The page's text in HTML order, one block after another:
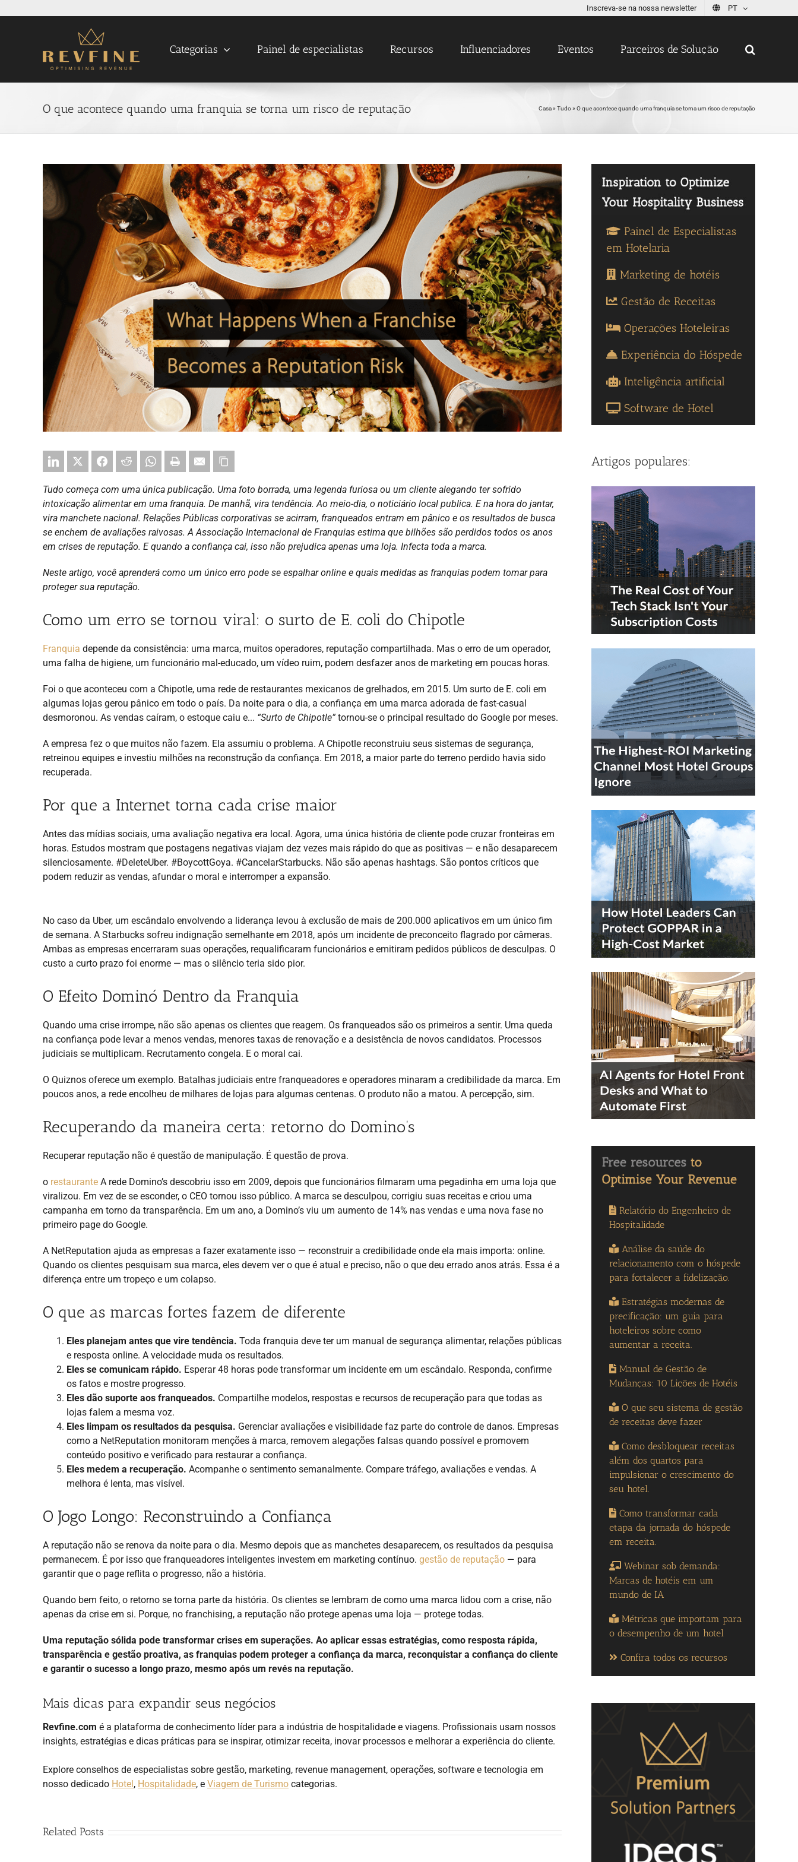
Inscreva-se na nossa newsletter PT
Categorias Painel de especialistas Recursos Influenciadores Eventos Parceiros de Solução
O que acontece quando uma franquia se torna um risco de reputação Casa» Tudo» O que acontece quando uma franquia se torna um risco de reputação
View
Larger
Image
Tudo começa com uma única publicação. Uma foto borrada, uma legenda furiosa ou um cliente alegando ter sofrido
intoxicação alimentar em uma franquia. De manhã, vira tendência. Ao meio-dia, o noticiário local publica. E na hora do jantar,
vira manchete nacional. Relações Públicas corporativas se acirram, franqueados entram em pânico e os resultados de busca
se enchem de avaliações raivosas. A Associação Internacional de Franquias estima que bilhões são perdidos todos os anos
em crises de reputação. E quando a confiança cai, isso não prejudica apenas uma loja. Infecta toda a marca.
Neste artigo, você aprenderá como um único erro pode se espalhar online e quais medidas as franquias podem tomar para
proteger sua reputação.
Como um erro se tornou viral: o surto de E. coli do Chipotle
Franquia depende da consistência: uma marca, muitos operadores, reputação compartilhada. Mas o erro de um operador,
uma falha de higiene, um funcionário mal-educado, um vídeo ruim, podem desfazer anos de marketing em poucas horas.
Foi o que aconteceu com a Chipotle, uma rede de restaurantes mexicanos de grelhados, em 2015. Um surto de E. coli em
algumas lojas gerou pânico em todo o país. Da noite para o dia, a confiança em uma marca adorada de fast-casual
desmoronou. As vendas caíram, o estoque caiu e... “Surto de Chipotle”tornou-se o principal resultado do Google por meses.
A empresa fez o que muitos não fazem. Ela assumiu o problema. A Chipotle reconstruiu seus sistemas de segurança,
retreinou equipes e investiu milhões na reconstrução da confiança. Em 2018, a maior parte do terreno perdido havia sido
recuperada.
Por que a Internet torna cada crise maior
Antes das mídias sociais, uma avaliação negativa era local. Agora, uma única história de cliente pode cruzar fronteiras em
horas. Estudos mostram que postagens negativas viajam dez vezes mais rápido do que as positivas — e não desaparecem
silenciosamente. #DeleteUber. #BoycottGoya. #CancelarStarbucks. Não são apenas hashtags. São pontos críticos que
podem reduzir as vendas, afundar o moral e interromper a expansão.
No caso da Uber, um escândalo envolvendo a liderança levou à exclusão de mais de 200.000 aplicativos em um único fim
de semana. A Starbucks sofreu indignação semelhante em 2018, após um incidente de preconceito flagrado por câmeras.
Ambas as empresas encerraram suas operações, requalificaram funcionários e emitiram pedidos públicos de desculpas. O
custo a curto prazo foi enorme — mas o silêncio teria sido pior.
O Efeito Dominó Dentro da Franquia
Quando uma crise irrompe, não são apenas os clientes que reagem. Os franqueados são os primeiros a sentir. Uma queda
na confiança pode levar a menos vendas, menores taxas de renovação e a desistência de novos candidatos. Processos
judiciais se multiplicam. Recrutamento congela. E o moral cai.
O Quiznos oferece um exemplo. Batalhas judiciais entre franqueadores e operadores minaram a credibilidade da marca. Em
poucos anos, a rede encolheu de milhares de lojas para algumas centenas. O produto não a matou. A percepção, sim.
Recuperando da maneira certa: retorno do Domino’s
Recuperar reputação não é questão de manipulação. É questão de prova.
o restaurante A rede Domino’s descobriu isso em 2009, depois que funcionários filmaram uma pegadinha em uma loja que
viralizou. Em vez de se esconder, o CEO tornou isso público. A marca se desculpou, corrigiu suas receitas e criou uma
campanha em torno da transparência. Em um ano, a Domino’s viu um aumento de 14% nas vendas e uma nova fase no
primeiro page do Google.
A NetReputation ajuda as empresas a fazer exatamente isso — reconstruir a credibilidade onde ela mais importa: online.
Quando os clientes pesquisam sua marca, eles devem ver o que é atual e preciso, não o que deu errado anos atrás. Essa é a
diferença entre um tropeço e um colapso.
O que as marcas fortes fazem de diferente
Eles planejam antes que vire tendência. Toda franquia deve ter um manual de segurança alimentar, relações públicas
e resposta online. A velocidade muda os resultados.
Eles se comunicam rápido. Esperar 48 horas pode transformar um incidente em um escândalo. Responda, confirme
os fatos e mostre progresso.
Eles dão suporte aos franqueados. Compartilhe modelos, respostas e recursos de recuperação para que todas as
lojas falem a mesma voz.
Eles limpam os resultados da pesquisa. Gerenciar avaliações e visibilidade faz parte do controle de danos. Empresas
como a NetReputation monitoram menções à marca, removem alegações falsas quando possível e promovem
conteúdo positivo e verificado para restaurar a confiança.
Eles medem a recuperação. Acompanhe o sentimento semanalmente. Compare tráfego, avaliações e vendas. A
melhora é lenta, mas visível.
O Jogo Longo: Reconstruindo a Confiança
A reputação não se renova da noite para o dia. Mesmo depois que as manchetes desaparecem, os resultados da pesquisa
permanecem. É por isso que franqueadores inteligentes investem em marketing contínuo. gestão de reputação — para
garantir que o page reflita o progresso, não a história.
Quando bem feito, o retorno se torna parte da história. Os clientes se lembram de como uma marca lidou com a crise, não
apenas da crise em si. Porque, no franchising, a reputação não protege apenas uma loja — protege todas.
Uma reputação sólida pode transformar crises em superações. Ao aplicar essas estratégias, como resposta rápida,
transparência e gestão proativa, as franquias podem proteger a confiança da marca, reconquistar a confiança do cliente
e garantir o sucesso a longo prazo, mesmo após um revés na reputação.
Mais dicas para expandir seus negócios
Revfine.com é a plataforma de conhecimento líder para a indústria de hospitalidade e viagens. Profissionais usam nossos
insights, estratégias e dicas práticas para se inspirar, otimizar receita, inovar processos e melhorar a experiência do cliente.
Explore conselhos de especialistas sobre gestão, marketing, revenue management, operações, software e tecnologia em
nosso dedicado Hotel , Hospitalidade, e Viagem de Turismo categorias.
Related Posts
Painel de Especialistas
em Hotelaria
Marketing de hotéis
Gestão de Receitas
Operações Hoteleiras
Experiência do Hóspede
Inteligência artificial
Software de Hotel
Artigos populares:
Relatório do Engenheiro de
Hospitalidade
Análise da saúde do
relacionamento com o hóspede
para fortalecer a fidelização.
Estratégias modernas de
precificação: um guia para
hoteleiros sobre como
aumentar a receita.
Manual de Gestão de
Mudanças: 10 Lições de Hotéis
O que seu sistema de gestão
de receitas deve fazer
Como desbloquear receitas
além dos quartos para
impulsionar o crescimento do
seu hotel.
Como transformar cada
etapa da jornada do hóspede
em receita.
Webinar sob demanda:
Marcas de hotéis em um
mundo de IA
Métricas que importam para
o desempenho de um hotel
Confira todos os recursos